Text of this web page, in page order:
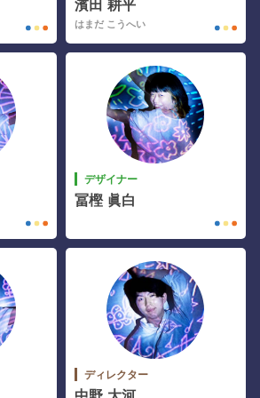
濱田 耕平
はまだ こうへい
デザイナー
冨樫 眞白
ディレクター